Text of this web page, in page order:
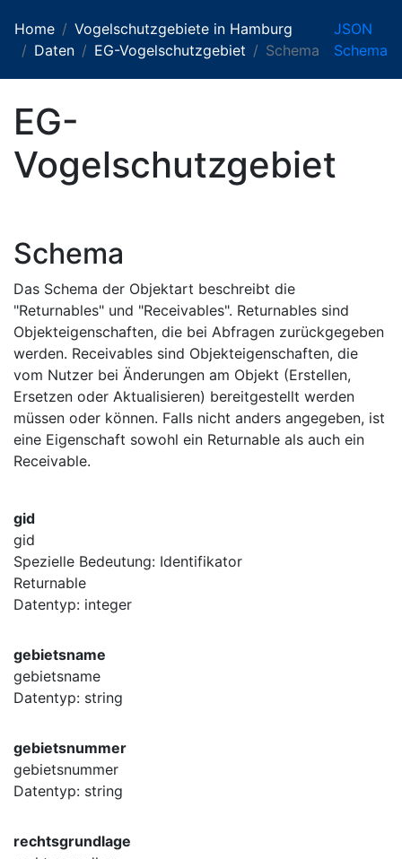
Home
Vogelschutzgebiete in Hamburg
Daten
EG-Vogelschutzgebiet Schema
JSON
Schema
EG-
Vogelschutzgebiet
Schema
Das Schema der Objektart beschreibt die
"Returnables" und "Receivables". Returnables sind
Objekteigenschaften, die bei Abfragen zurückgegeben
werden. Receivables sind Objekteigenschaften, die
vom Nutzer bei Änderungen am Objekt (Erstellen,
Ersetzen oder Aktualisieren) bereitgestellt werden
müssen oder können. Falls nicht anders angegeben, ist
eine Eigenschaft sowohl ein Returnable als auch ein
Receivable.
gid
gid
Spezielle Bedeutung: Identifikator
Returnable
Datentyp: integer
gebietsname
gebietsname
Datentyp: string
gebietsnummer
gebietsnummer
Datentyp: string
rechtsgrundlage